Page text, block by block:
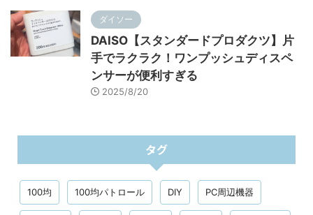
ダイソー
DAISO【スタンダードプロダクツ】片
手でラクラク！ワンプッシュディスペ
ンサーが便利すぎる
2025/8/20
タグ
100均 100均パトロール DIY PC周辺機器